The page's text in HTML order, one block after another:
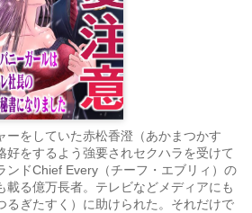
ーをしていた赤松香澄（あかまつかす
好をするよう強要されセクハラを受けて
ンドChief Every（チーフ・エブリィ）の
載る億万長者。テレビなどメディアにも
るぎたすく）に助けられた。それだけで